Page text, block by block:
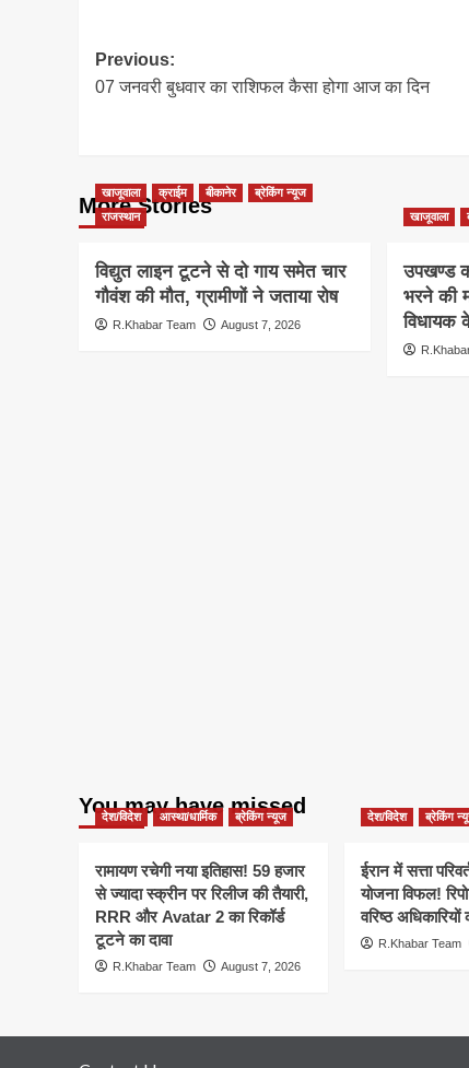
Post
navigation
Previous:
07 जनवरी बुधवार का राशिफल कैसा होगा आज का दिन
More Stories
खाजूवाला क्राईम बीकानेर
ब्रेकिंग न्यूज
राजस्थान
विद्युत लाइन टूटने से दो गाय समेत चार
गौवंश की मौत, ग्रामीणों ने जताया रोष
R.Khabar Team August 7, 2026
खाजूवाला
उपखण्ड
भरने की
विधायक
You may have missed
देश/विदेश आस्था/धार्मिक ब्रेकिंग न्यूज
रामायण रचेगी नया इतिहास! 59 हजार
से ज्यादा स्क्रीन पर रिलीज की तैयारी,
RRR और Avatar 2 का रिकॉर्ड
टूटने का दावा
R.Khabar Team August 7, 2026
देश/विदेश ब्रेकिंग
ईरान में सत्ता
योजना विफल!
वरिष्ठ अधिकारियों
R.Khabar Team